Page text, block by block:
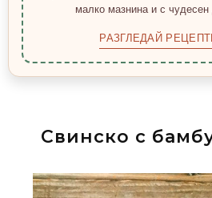
малко мазнина и с
РАЗГЛЕДАЙ
Свинско с